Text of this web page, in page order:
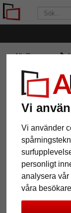
Vi
Vi använder
personligt
analysera vår
våra
AllaRamar.se
tillbehör